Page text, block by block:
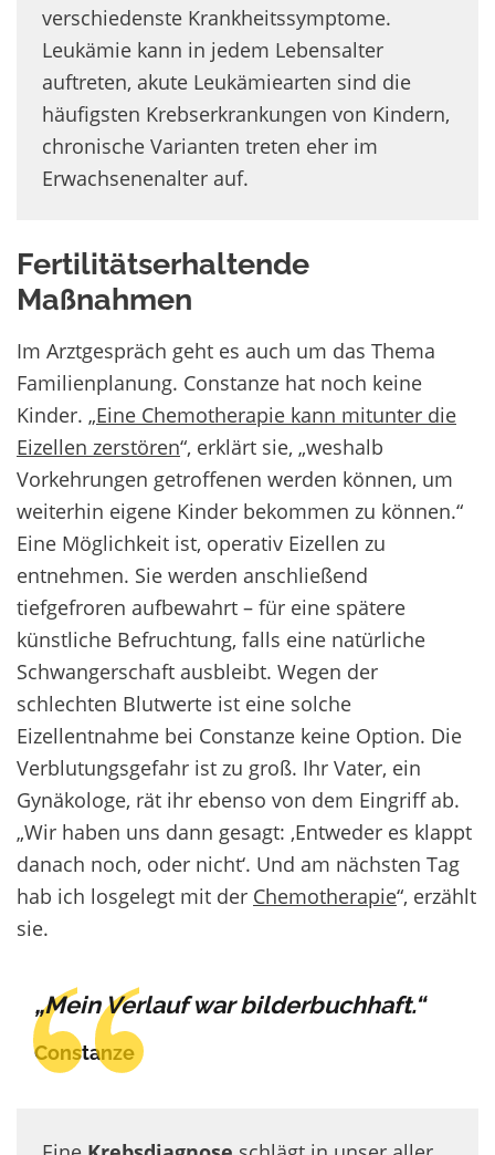
verschiedenste Krankheitssymptome.
Leukämie kann in jedem Lebensalter
auftreten, akute Leukämiearten sind die
häufigsten Krebserkrankungen von Kindern,
chronische Varianten treten eher im
Erwachsenenalter auf.
Fertilitätserhaltende
Maßnahmen
Im Arztgespräch geht es auch um das Thema
Familienplanung. Constanze hat noch keine
Kinder. „Eine Chemotherapie kann mitunter die
Eizellen zerstören“, erklärt sie, „weshalb
Vorkehrungen getroffenen werden können, um
weiterhin eigene Kinder bekommen zu können.“
Eine Möglichkeit ist, operativ Eizellen zu
entnehmen. Sie werden anschließend
tiefgefroren aufbewahrt – für eine spätere
künstliche Befruchtung, falls eine natürliche
Schwangerschaft ausbleibt. Wegen der
schlechten Blutwerte ist eine solche
Eizellentnahme bei Constanze keine Option. Die
Verblutungsgefahr ist zu groß. Ihr Vater, ein
Gynäkologe, rät ihr ebenso von dem Eingriff ab.
„Wir haben uns dann gesagt: ‚Entweder es klappt
danach noch, oder nicht‘. Und am nächsten Tag
hab ich losgelegt mit der Chemotherapie“, erzählt
sie.
„Mein Verlauf war bilderbuchhaft.“
Constanze